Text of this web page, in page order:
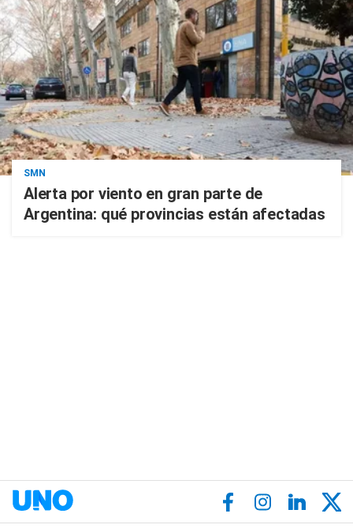
SMN
Alerta por viento en gran parte de
Argentina: qué provincias están afectadas